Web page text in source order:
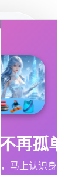
再孤单
马上认识身边的TA